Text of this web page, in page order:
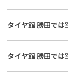
タイヤ館 勝田で
ではの知識をもと
確認できることで
オイルやバッテリ
チェック。さらに
検にも対応してお
です。
タイヤ館 勝田で
タイヤ館 勝田で
「空気圧」に加え
ン）の点検も無料
お気軽にご相談く
タイヤ館 勝田で
タイヤ館 勝田の